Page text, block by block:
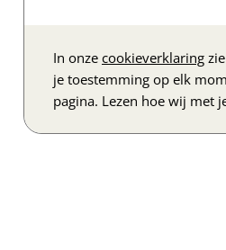
In onze cookieverklaring
je toestemming op elk
pagina. Lezen hoe wij met